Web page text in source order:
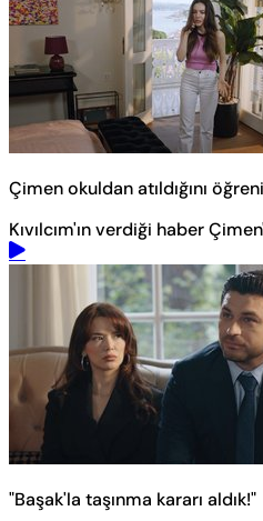
Çimen okuldan atıldığını
Kıvılcım'ın verdiği haber
"Başak'la taşınma kararı aldık!"